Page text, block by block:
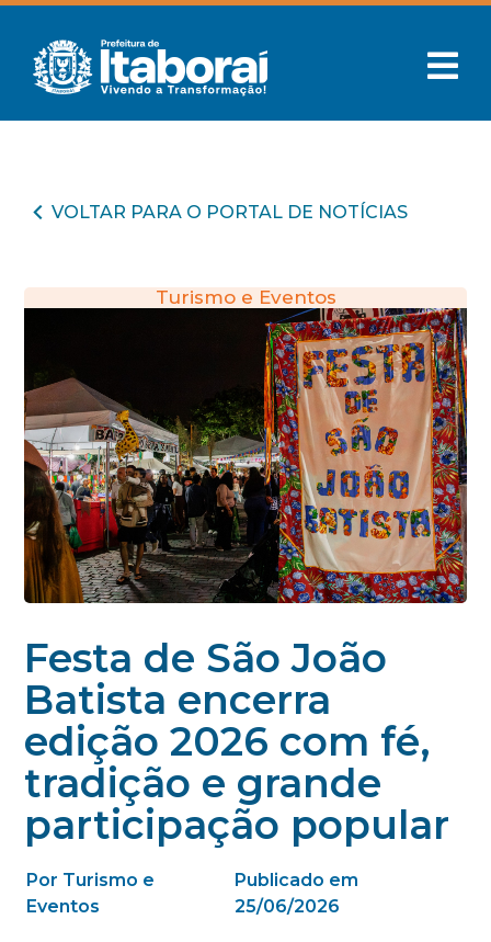
VOLTAR PARA O PORTAL DE NOTÍCIAS
Turismo e Eventos
Festa de São João
Batista encerra
edição 2026 com fé,
tradição e grande
participação popular
Por Turismo e
Eventos
Publicado em
25/06/2026